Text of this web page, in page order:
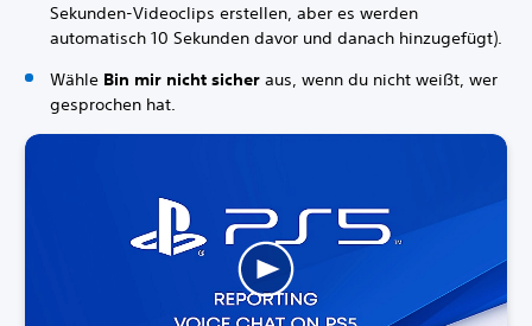
Sekunden-Videoclips erstellen, aber es werden
automatisch 10 Sekunden davor und danach hinzugefügt).
Wähle Bin mir nicht sicher aus, wenn du nicht weißt, wer
gesprochen hat.